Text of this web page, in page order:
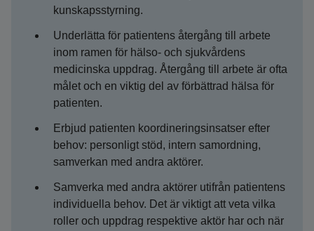
kunskapsstyrning.
Underlätta för patientens återgång till arbete
inom ramen för hälso- och sjukvårdens
medicinska uppdrag. Återgång till arbete är ofta
målet och en viktig del av förbättrad hälsa för
patienten.
Erbjud patienten koordineringsinsatser efter
behov: personligt stöd, intern samordning,
samverkan med andra aktörer.
Samverka med andra aktörer utifrån patientens
individuella behov. Det är viktigt att veta vilka
roller och uppdrag respektive aktör har och när